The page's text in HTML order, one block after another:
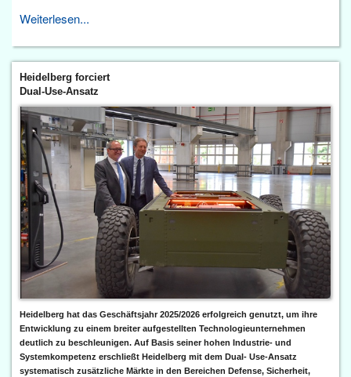
Weiterlesen...
Heidelberg forciert
Dual-Use-Ansatz
Heidelberg hat das Geschäftsjahr 2025/2026 erfolgreich genutzt, um ihre
Entwicklung zu einem breiter aufgestellten Technologieunternehmen
deutlich zu beschleunigen. Auf Basis seiner hohen Industrie- und
Systemkompetenz erschließt Heidelberg mit dem Dual- Use-Ansatz
systematisch zusätzliche Märkte in den Bereichen Defense, Sicherheit,